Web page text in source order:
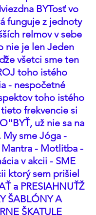
BYTosť vo
funguje z jednoty
relmov v sebe
nie je len Jeden
všetci sme ten
toho istého
- nespočetné
toho istého
frekvencie si
už nie sa na
My sme Jóga -
- Motlitba -
v akcii - SME
ktorý sem prišiel
a PRESIAHNUŤŽ
ŠABLÓNY A
ŠKATULE